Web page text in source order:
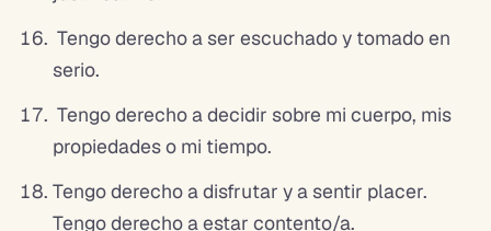
Tengo derecho a ser escuchado y tomado en
serio.
Tengo derecho a decidir sobre mi cuerpo, mis
propiedades o mi tiempo.
Tengo derecho a disfrutar y a sentir placer.
Tengo derecho a estar contento/a.